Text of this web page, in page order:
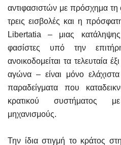
αντιφασιστών με πρόσχημα
τρεις εισβολές και η
Libertatia – μιας
φασίστες υπό την
ανοικοδομείται τα τελευταία
αγώνα – είναι μόνο
παραδείγματα που
κρατικού συστήματος
μηχανισμούς.
Την ίδια στιγμή το κράτος